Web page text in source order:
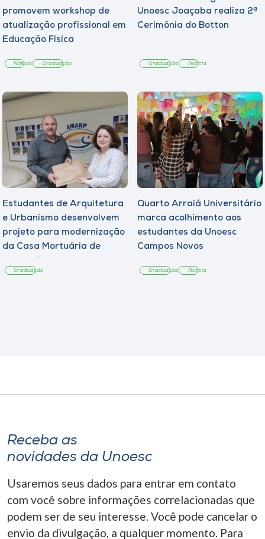
promovem workshop de
atualização profissional em
Educação Física
Notícia Graduação
Unoesc Joaçaba realiza 2ª
Cerimônia do Botton
Graduação Notícia
Estudantes de Arquitetura
e Urbanismo desenvolvem
projeto para modernização
da Casa Mortuária de
Graduação
Quarto Arraiá Universitário
marca acolhimento aos
estudantes da Unoesc
Campos Novos
Graduação Notícia
Receba as
novidades da Unoesc
Usaremos seus dados para entrar em contato
com você sobre informações correlacionadas que
podem ser de seu interesse. Você pode cancelar o
envio da divulgação, a qualquer momento. Para